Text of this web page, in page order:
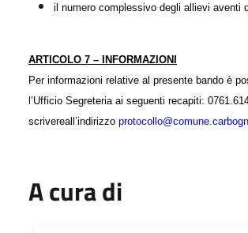
il numero complessivo degli allievi aventi
ARTICOLO 7 – INFORMAZIONI
Per informazioni relative al presente bando è
l’Ufficio Segreteria ai seguenti recapiti:
scrivereall’indirizzo
A cura di